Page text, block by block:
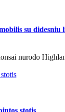
su didesniu
nurodo
stotis